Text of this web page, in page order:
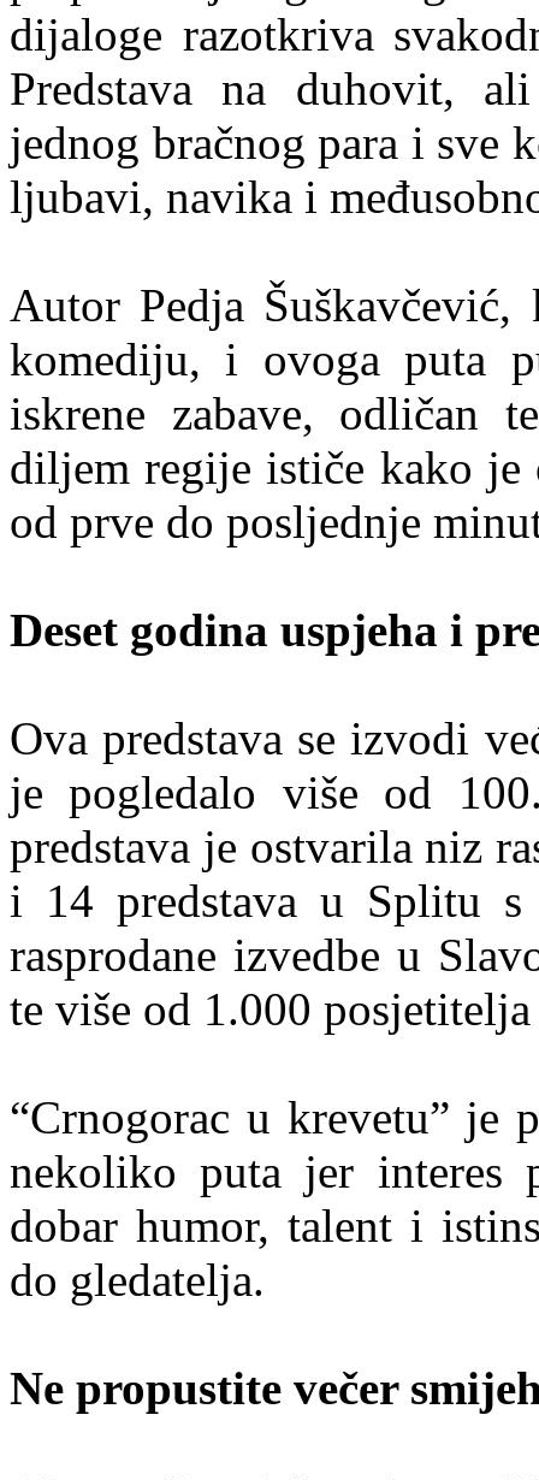
dijaloge razotkriva
Predstava na duhovit,
jednog bračnog para i sve
ljubavi, navika i
Autor Pedja
komediju, i ovoga puta
iskrene zabave, odličan
diljem regije ističe kako je
od prve do posljednje
Deset godina uspjeha i
Ova predstava se izvodi
je pogledalo više od
predstava je ostvarila niz
i 14 predstava u Splitu
rasprodane izvedbe u
te više od 1.000
“Crnogorac u krevetu” je
nekoliko puta jer
dobar humor, talent i
do gledatelja.
Ne propustite večer